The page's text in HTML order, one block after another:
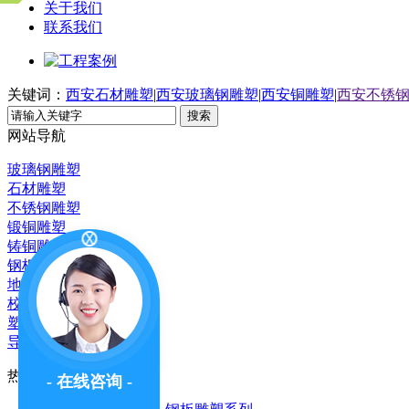
关于我们
联系我们
关键词： 西安石材雕塑|西安玻璃钢雕塑|西安铜雕塑|西安不锈
搜索
网站导航
玻璃钢雕塑
石材雕塑
不锈钢雕塑
锻铜雕塑
铸铜雕塑
钢板雕塑
地产雕塑
校园雕塑
塑石假山雕塑
导视系统
热门推荐- 在线咨询 -